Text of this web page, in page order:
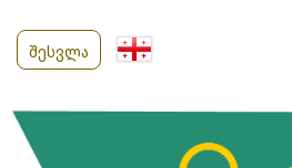
ᲨᲔᲡᲕᲚᲐ